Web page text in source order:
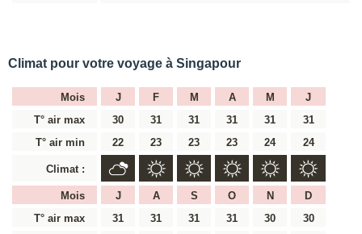
Climat pour votre voyage à Singapour
Mois J F M A M
J
T° air max
30 31 31 31 31
31
T° air min
22 23 23 23 24 24
Climat :
Mois J A S O N
D
T° air max
31 31 31 31 30
30